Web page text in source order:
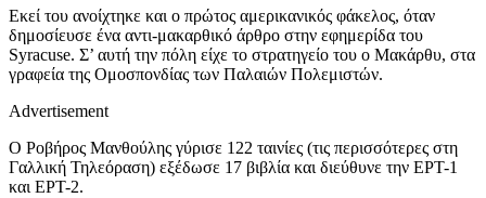
Εκεί του ανοίχτηκε και ο πρώτος αμερικανικός φάκελος, όταν
δημοσίευσε ένα αντι-μακαρθικό άρθρο στην εφημερίδα του
Syracuse. Σ’ αυτή την πόλη είχε το στρατηγείο του ο Μακάρθυ, στα
γραφεία της Ομοσπονδίας των Παλαιών Πολεμιστών.
Advertisement
Ο Ροβήρος Μανθούλης γύρισε 122 ταινίες (τις περισσότερες στη
Γαλλική Τηλεόραση) εξέδωσε 17 βιβλία και διεύθυνε την ΕΡΤ-1
και ΕΡΤ-2.